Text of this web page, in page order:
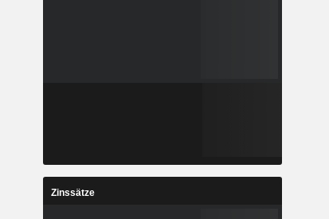
Zinssätze